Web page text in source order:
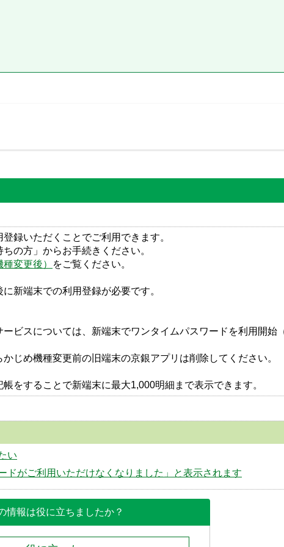
録いただくことでご利用できます。
の方」からお手続きください。
変更後） をご覧ください。
新端末での利用登録が必要です。
ビスについては、新端末でワンタイムパスワードを利用開
じめ機種変更前の旧端末の京銀アプリは削除してください。
をすることで新端末に最大1,000明細まで表示できます。
い
がご利用いただけなくなりました」と表示されます
情報は役に立ちましたか？